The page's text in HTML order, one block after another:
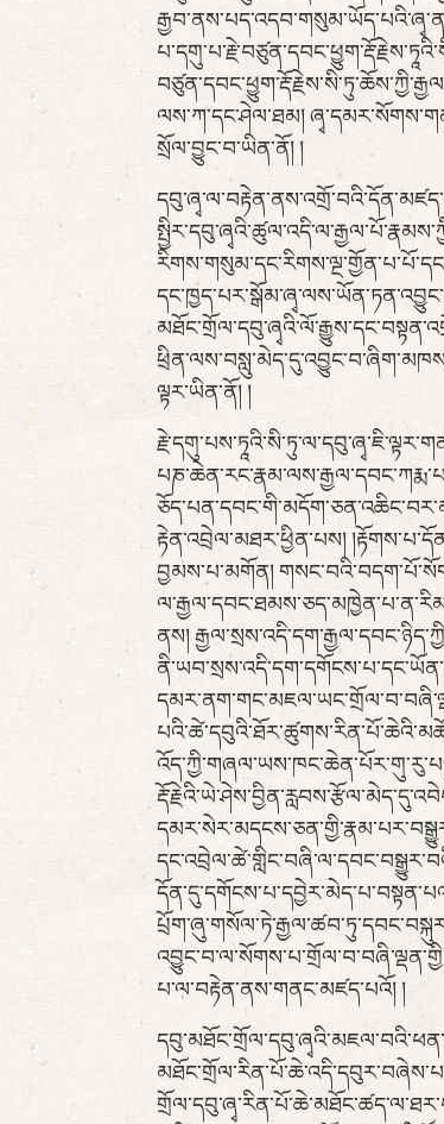
ལས་ཀ་དང་ཤེལ་ཐམ།
སྲོལ་བྱུང་བ་ཡིན་ནོ། །
ལྟར་ཡིན་ནོ། །
རྟེན་འབྲེལ་མཐར་ཕྱིན་པས།
བྱམས་པ་མགོན།
ནས།
པ་ལ་བརྟེན་ནས་གནང་མཛད་པའོ། །